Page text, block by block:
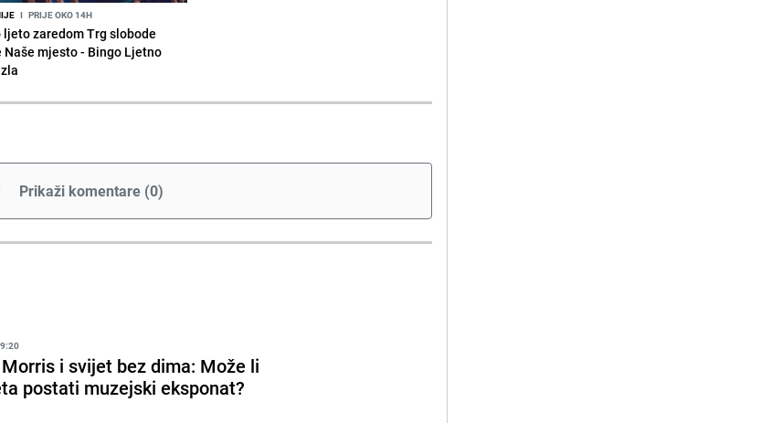
I PRIJE OKO 14H
ljeto zaredom Trg slobode
Naše mjesto - Bingo Ljetno
Prikaži komentare (0)
i svijet bez dima: Može li
postati muzejski eksponat?